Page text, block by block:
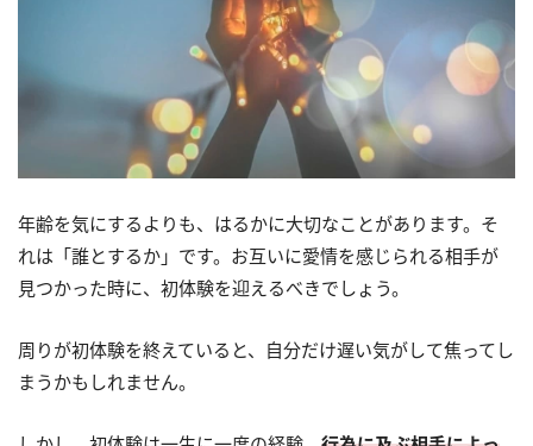
年齢を気にするよりも、はるかに大切なことがあります。そ
れは「誰とするか」です。お互いに愛情を感じられる相手が
見つかった時に、初体験を迎えるべきでしょう。
周りが初体験を終えていると、自分だけ遅い気がして焦ってし
まうかもしれません。